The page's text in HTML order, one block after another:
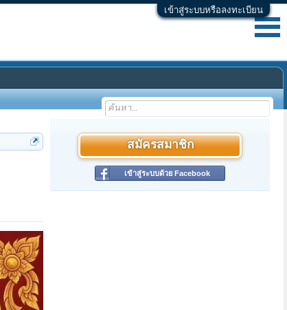
เข้าสู่ระบบหรือลงทะเบียน
สมัครสมาชิก
เข้าสู่ระบบด้วย Facebook